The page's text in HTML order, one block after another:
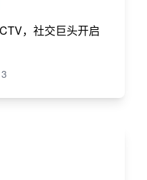
，社交巨头开启